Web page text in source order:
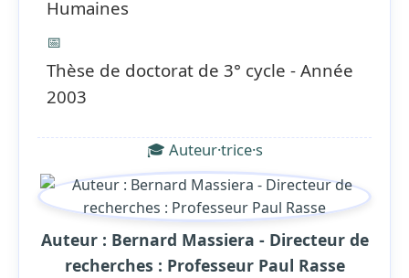
Humaines
📅
Thèse de doctorat de 3° cycle - Année
2003
🎓 Auteur·trice·s
Auteur : Bernard Massiera - Directeur de
recherches : Professeur Paul Rasse